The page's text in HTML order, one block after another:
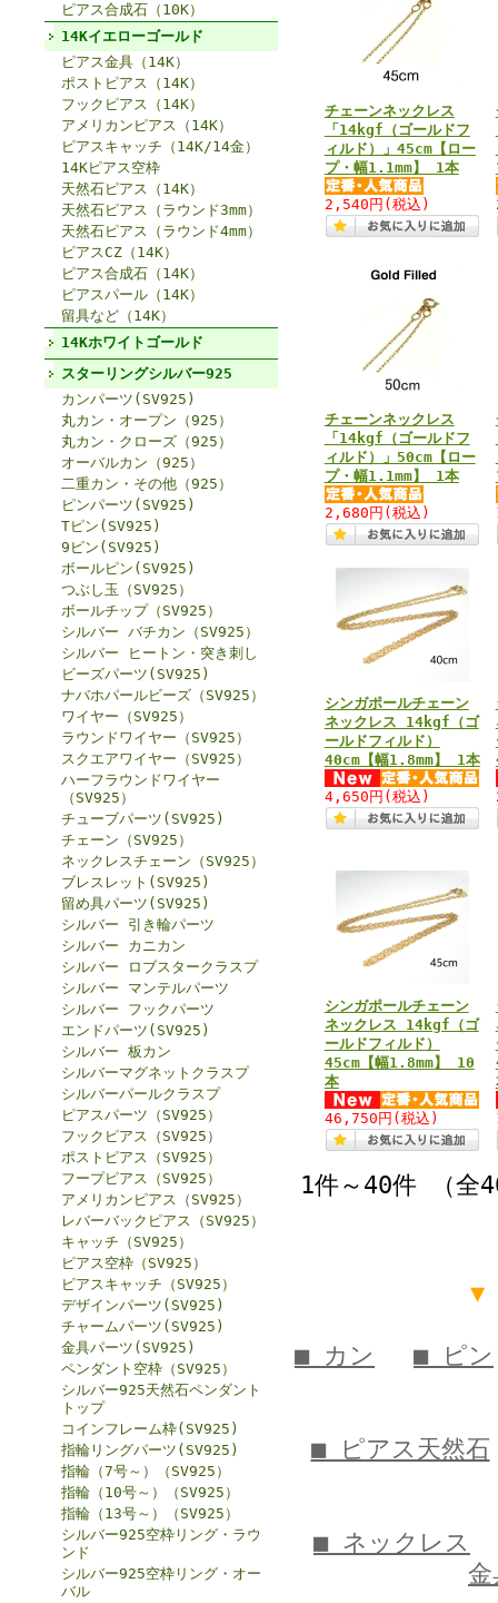
ピアス合成石（10K）
14Kイエローゴールド
ピアス金具（14K）
ポストピアス（14K）
フックピアス（14K）
アメリカンピアス（14K）
ピアスキャッチ（14K/14金）
14Kピアス空枠
天然石ピアス（14K）
天然石ピアス（ラウンド3mm）
天然石ピアス（ラウンド4mm）
ピアスCZ（14K）
ピアス合成石（14K）
ピアスパール（14K）
留具など（14K）
14Kホワイトゴールド
スターリングシルバー925
カンパーツ(SV925)
丸カン・オープン（925）
丸カン・クローズ（925）
オーバルカン（925）
二重カン・その他（925）
ピンパーツ(SV925)
Tピン(SV925)
9ピン(SV925)
ボールピン(SV925)
つぶし玉（SV925）
ボールチップ（SV925）
シルバー バチカン（SV925）
シルバー ヒートン・突き刺し
ビーズパーツ(SV925)
ナバホパールビーズ（SV925）
ワイヤー（SV925）
ラウンドワイヤー（SV925）
スクエアワイヤー（SV925）
ハーフラウンドワイヤー
（SV925）
チューブパーツ(SV925)
チェーン（SV925）
ネックレスチェーン（SV925）
ブレスレット(SV925)
留め具パーツ(SV925)
シルバー 引き輪パーツ
シルバー カニカン
シルバー ロブスタークラスプ
シルバー マンテルパーツ
シルバー フックパーツ
エンドパーツ(SV925)
シルバー 板カン
シルバーマグネットクラスプ
シルバーパールクラスプ
ピアスパーツ（SV925）
フックピアス（SV925）
ポストピアス（SV925）
フープピアス（SV925）
アメリカンピアス（SV925）
レバーバックピアス（SV925）
キャッチ（SV925）
ピアス空枠（SV925）
ピアスキャッチ（SV925）
デザインパーツ(SV925)
チャームパーツ(SV925)
金具パーツ(SV925)
ペンダント空枠（SV925）
シルバー925天然石ペンダント
トップ
コインフレーム枠(SV925)
指輪リングパーツ(SV925)
指輪（7号～）（SV925）
指輪（10号～）（SV925）
指輪（13号～）（SV925）
シルバー925空枠リング・ラウ
ンド
シルバー925空枠リング・オー
バル
チェーンネックレス
「14kgf（ゴールドフ
ィルド）」45cm【ロー
プ・幅1.1mm】 1本
2,540円 (税込)
チェーンネックレス
「14kgf（ゴールドフ
ィルド）」50cm【ロー
プ・幅1.1mm】 1本
2,680円 (税込)
シンガポールチェーン
ネックレス 14kgf（ゴ
ールドフィルド）
40cm【幅1.8mm】 1本
4,650円 (税込)
シンガポールチェーン
ネックレス 14kgf（ゴ
ールドフィルド）
45cm【幅1.8mm】 10
本
46,750円 (税込)
1件～40件 （全
▼
■ カン ■ ピン
■ ピアス天然石
■ ネックレス
金